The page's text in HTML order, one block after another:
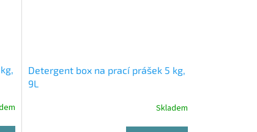
Detergent box na prací prášek 5 kg,
9L
Skladem